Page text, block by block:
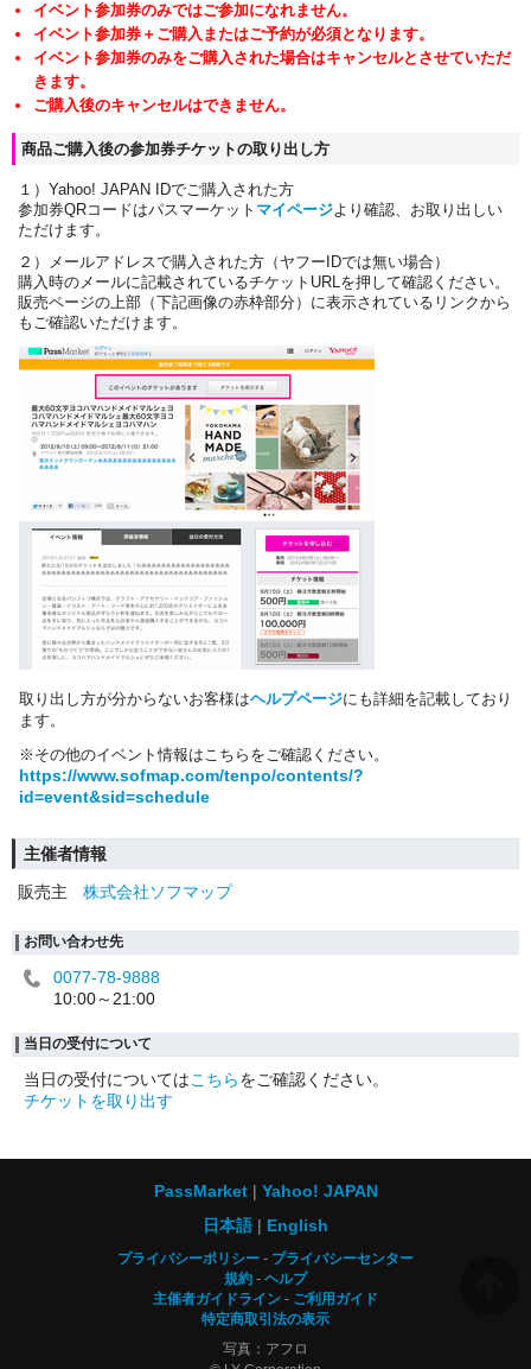
イベント参加券のみではご参加になれません。
イベント参加券＋ご購入またはご予約が必須となります。
イベント参加券のみをご購入された場合はキャンセルとさせていただ
きます。
ご購入後のキャンセルはできません。
商品ご購入後の参加券チケットの取り出し方
１）Yahoo! JAPAN IDでご購入された方
参加券QRコードはパスマーケット マイページより確認、お取り出しい
ただけます。
２）メールアドレスで購入された方（ヤフーIDでは無い場合）
購入時のメールに記載されているチケットURLを押して確認ください。
販売ページの上部（下記画像の赤枠部分）に表示されているリンクから
もご確認いただけます。
取り出し方が分からないお客様はヘルプページにも詳細を記載しており
ます。
※その他のイベント情報はこちらをご確認ください。
https://www.sofmap.com/tenpo/contents/?
id=event&sid=schedule
主催者情報
販売主
株式会社ソフマップ
お問い合わせ先
0077-78-9888
10:00～21:00
当日の受付について
当日の受付についてはこちらをご確認ください。
チケットを取り出す
PassMarket
Yahoo! JAPAN
日本語
English
プライバシーポリシー
プライバシーセンター
規約
ヘルプ
主催者ガイドライン
ご利用ガイド
特定商取引法の表示
写真：アフロ